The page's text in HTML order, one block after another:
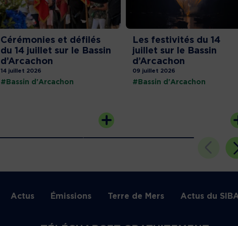
Cérémonies et défilés
du 14 juillet sur le Bassin
d’Arcachon
14 juillet 2026
#Bassin d'Arcachon
Les festivités du 14
juillet sur le Bassin
d’Arcachon
09 juillet 2026
#Bassin d'Arcachon
Actus Émissions Terre de Mers Actus du